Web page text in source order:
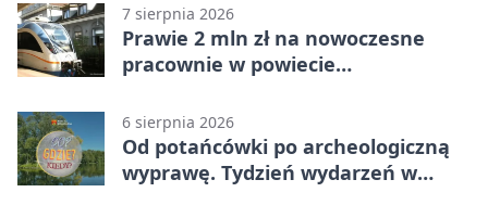
7 sierpnia 2026
Prawie 2 mln zł na nowoczesne
pracownie w powiecie
6 sierpnia 2026
Od potańcówki po archeologiczną
wyprawę. Tydzień wydarzeń w